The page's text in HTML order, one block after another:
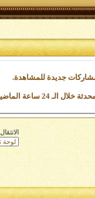
جديدة للمشاهدة.
24 ساعة الماضية,